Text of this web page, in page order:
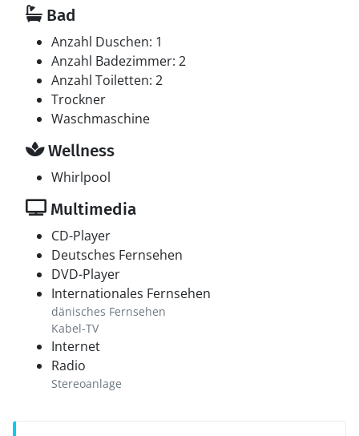
Bad
Anzahl Duschen: 1
Anzahl Badezimmer: 2
Anzahl Toiletten: 2
Trockner
Waschmaschine
Wellness
Whirlpool
Multimedia
CD-Player
Deutsches Fernsehen
DVD-Player
Internationales Fernsehen
dänisches Fernsehen
Kabel-TV
Internet
Radio
Stereoanlage